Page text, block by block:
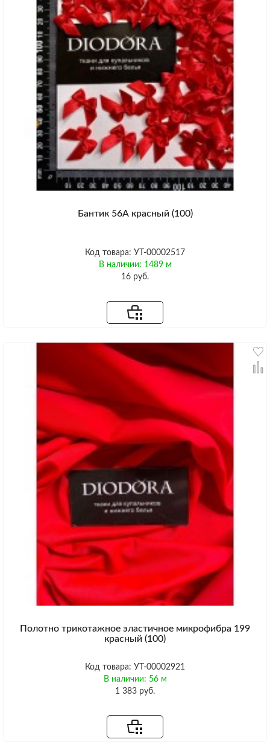
Бантик 56А красный (100)
Код товара: УТ-00002517
В наличии: 1489 м
16 руб.
Полотно трикотажное эластичное микрофибра 199
красный (100)
Код товара: УТ-00002921
В наличии: 56 м
1 383 руб.